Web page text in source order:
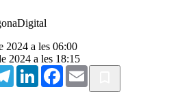
2024 a les 06:00
2024 a les 18:15
TelegramLinkedInFacebook
Email